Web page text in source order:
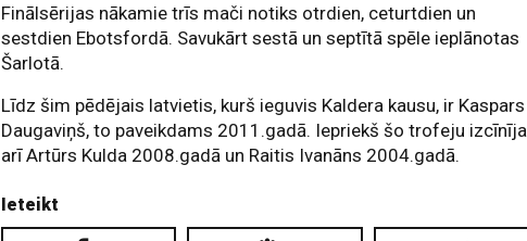
Finālsērijas nākamie trīs mači notiks otrdien, ceturtdien un
sestdien Ebotsfordā. Savukārt sestā un septītā spēle ieplānotas
Šarlotā.
Līdz šim pēdējais latvietis, kurš ieguvis Kaldera kausu, ir Kaspars
Daugaviņš, to paveikdams 2011.gadā. Iepriekš šo trofeju izcīnīja
arī Artūrs Kulda 2008.gadā un Raitis Ivanāns 2004.gadā.
Ieteikt